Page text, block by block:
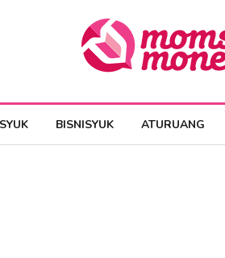
BISNISYUK ATURUANG